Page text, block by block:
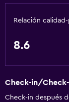
Relación
8.6
Check-in/
Check-in después